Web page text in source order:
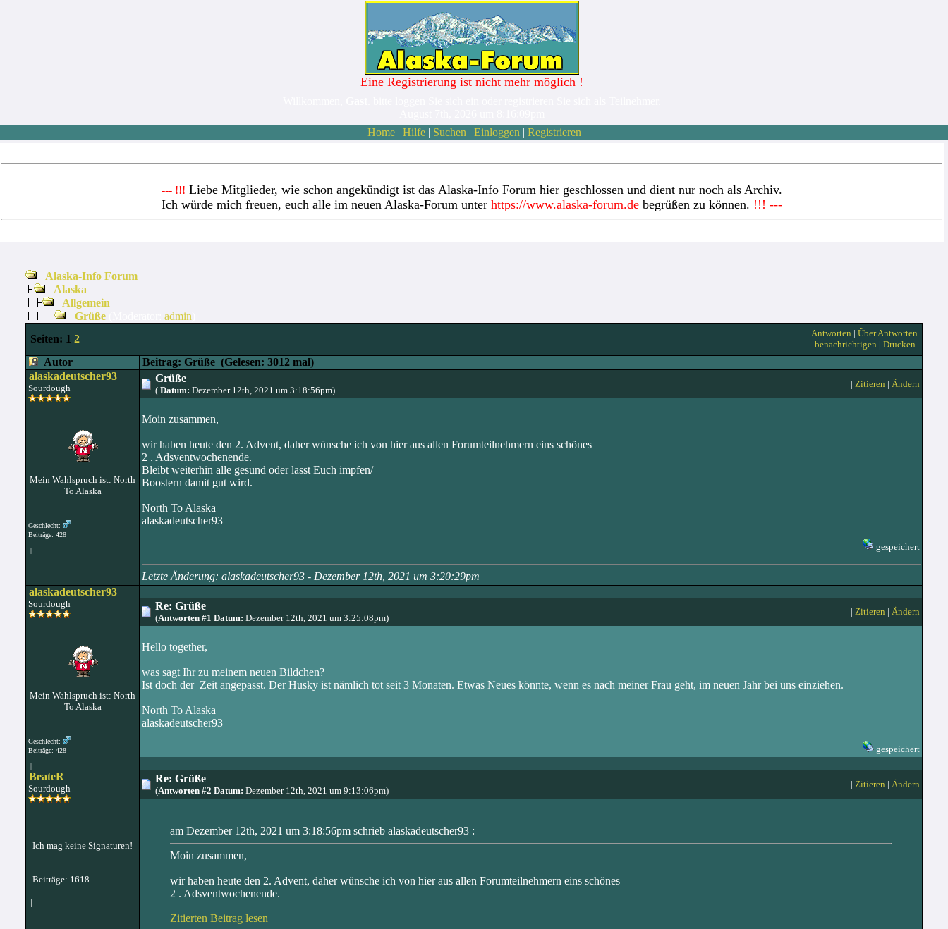
Eine Registrierung ist nicht mehr möglich !
Home| Hilfe| Suchen | Einloggen | Registrieren
--- !!! Liebe Mitglieder, wie schon angekündigt ist das Alaska-Info Forum hier geschlossen und dient nur noch als Archiv.
Ich würde mich freuen, euch alle im neuen Alaska-Forum unter https://www.alaska-forum.de begrüßen zu können. !!! ---
Alaska-Info Forum
Alaska
Allgemein
Grüße
admin
Seiten: 1 2 Antworten | Über Antworten
benachrichtigen | Drucken
Autor Beitrag: Grüße (Gelesen: 3012 mal)
alaskadeutscher93
Sourdough
Mein Wahlspruch ist: North
To Alaska
Geschlecht:
Beiträge: 428
|
Grüße
( Datum: Dezember 12th, 2021 um 3:18:56pm)
| Zitieren | Ändern
Moin zusammen,
wir haben heute den 2. Advent, daher wünsche ich von hier aus allen Forumteilnehmern eins schönes
2 . Adsventwochenende.
Bleibt weiterhin alle gesund oder lasst Euch impfen/
Boostern damit gut wird.
North To Alaska
alaskadeutscher93
gespeichert
Letzte Änderung: alaskadeutscher93 - Dezember 12th, 2021 um 3:20:29pm
alaskadeutscher93
Sourdough
Mein Wahlspruch ist: North
To Alaska
Geschlecht:
Beiträge: 428
|
Re: Grüße
(Antworten #1 Datum: Dezember 12th, 2021 um 3:25:08pm)
| Zitieren | Ändern
Hello together,
was sagt Ihr zu meinem neuen Bildchen?
Ist doch der Zeit angepasst. Der Husky ist nämlich tot seit 3 Monaten. Etwas Neues könnte, wenn es nach meiner Frau geht, im neuen Jahr bei uns einziehen.
North To Alaska
alaskadeutscher93
gespeichert
BeateR
Sourdough
Ich mag keine Signaturen!
Beiträge: 1618
|
Re: Grüße
(Antworten #2 Datum: Dezember 12th, 2021 um 9:13:06pm)
| Zitieren | Ändern
am Dezember 12th, 2021 um 3:18:56pm schrieb alaskadeutscher93 :
Moin zusammen,
wir haben heute den 2. Advent, daher wünsche ich von hier aus allen Forumteilnehmern eins schönes
2 . Adsventwochenende.
Zitierten Beitrag lesen